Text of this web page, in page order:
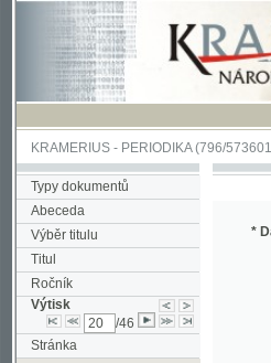
KRAMERIUS-PERIODIKA(796/5736010) -
Typy dokumentů
Abeceda
Výběr titulu
Titul
Ročník
Výtisk
/46
Stránka
PDF
*